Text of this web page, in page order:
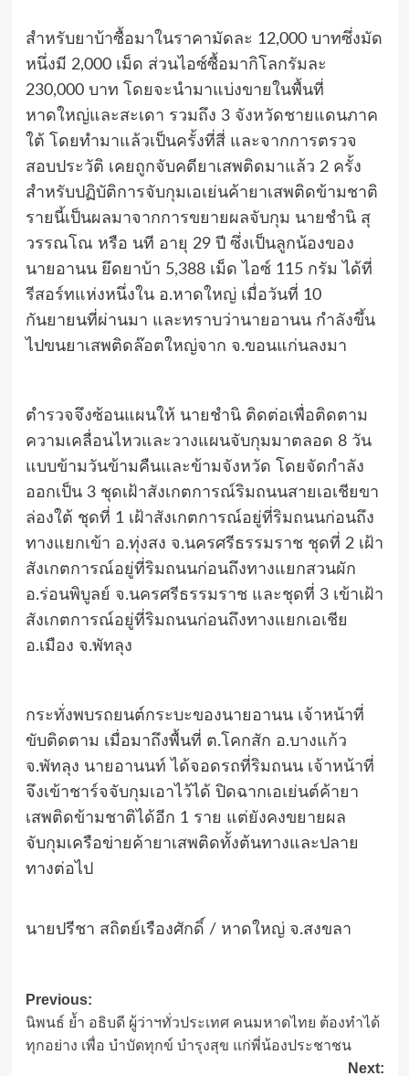
สำหรับยาบ้าซื้อมาในราคามัดละ 12,000 บาทซึ่งมัด
หนึ่งมี 2,000 เม็ด ส่วนไอซ์ซื้อมากิโลกรัมละ
230,000 บาท โดยจะนำมาแบ่งขายในพื้นที่
หาดใหญ่และสะเดา รวมถึง 3 จังหวัดชายแดนภาค
ใต้ โดยทำมาแล้วเป็นครั้งที่สี่ และจากการตรวจ
สอบประวัติ เคยถูกจับคดียาเสพติดมาแล้ว 2 ครั้ง
สำหรับปฏิบัติการจับกุมเอเย่นค้ายาเสพติดข้ามชาติ
รายนี้เป็นผลมาจากการขยายผลจับกุม นายชำนิ สุ
วรรณโณ หรือ นที อายุ 29 ปี ซึ่งเป็นลูกน้องของ
นายอานน ยึดยาบ้า 5,388 เม็ด ไอซ์ 115 กรัม ได้ที่
รีสอร์ทแห่งหนึ่งใน อ.หาดใหญ่ เมื่อวันที่ 10
กันยายนที่ผ่านมา และทราบว่านายอานน กำลังขึ้น
ไปขนยาเสพติดล๊อตใหญ่จาก จ.ขอนแก่นลงมา
ตำรวจจึงซ้อนแผนให้ นายชำนิ ติดต่อเพื่อติดตาม
ความเคลื่อนไหวและวางแผนจับกุมมาตลอด 8 วัน
แบบข้ามวันข้ามคืนและข้ามจังหวัด โดยจัดกำลัง
ออกเป็น 3 ชุดเฝ้าสังเกตการณ์ริมถนนสายเอเชียขา
ล่องใต้ ชุดที่ 1 เฝ้าสังเกตการณ์อยู่ที่ริมถนนก่อนถึง
ทางแยกเข้า อ.ทุ่งสง จ.นครศรีธรรมราช ชุดที่ 2 เฝ้า
สังเกตการณ์อยู่ที่ริมถนนก่อนถึงทางแยกสวนผัก
อ.ร่อนพิบูลย์ จ.นครศรีธรรมราช และชุดที่ 3 เข้าเฝ้า
สังเกตการณ์อยู่ที่ริมถนนก่อนถึงทางแยกเอเชีย
อ.เมือง จ.พัทลุง
กระทั่งพบรถยนต์กระบะของนายอานน เจ้าหน้าที่
ขับติดตาม เมื่อมาถึงพื้นที่ ต.โคกสัก อ.บางแก้ว
จ.พัทลุง นายอานนท์ ได้จอดรถที่ริมถนน เจ้าหน้าที่
จึงเข้าชาร์จจับกุมเอาไว้ได้ ปิดฉากเอเย่นต์ค้ายา
เสพติดข้ามชาติได้อีก 1 ราย แต่ยังคงขยายผล
จับกุมเครือข่ายค้ายาเสพติดทั้งต้นทางและปลาย
ทางต่อไป
นายปรีชา สถิตย์เรืองศักดิ์ / หาดใหญ่ จ.สงขลา
Post
navigation
Previous:
นิพนธ์ ย้ำ อธิบดี ผู้ว่าฯทั่วประเทศ คนมหาดไทย ต้องทำได้
ทุกอย่าง เพื่อ บำบัดทุกข์ บำรุงสุข แก่พี่น้องประชาชน
Next: